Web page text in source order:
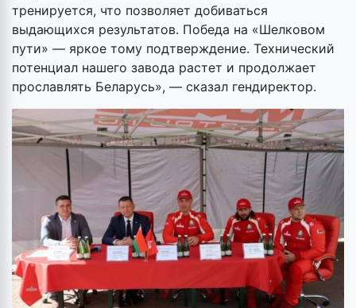
тренируется, что позволяет добиваться
выдающихся результатов. Победа на «Шелковом
пути» — яркое тому подтверждение. Технический
потенциал нашего завода растет и продолжает
прославлять Беларусь», — сказал гендиректор.